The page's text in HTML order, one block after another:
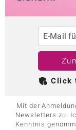
E-Mail
Click
Mit der
Newsletters zu.
Kenntnis